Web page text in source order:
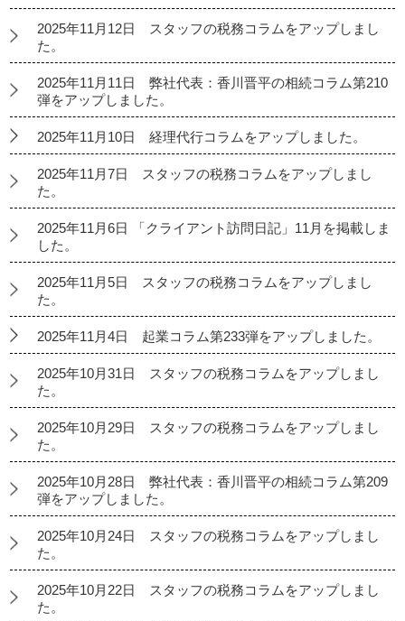
2025年11月12日 スタッフの税務コラムをアップしまし
た。
2025年11月11日 弊社代表：香川晋平の相続コラム第210
弾をアップしました。
2025年11月10日 経理代行コラムをアップしました。
2025年11月7日 スタッフの税務コラムをアップしまし
た。
2025年11月6日 「クライアント訪問日記」11月を掲載しま
した。
2025年11月5日 スタッフの税務コラムをアップしまし
た。
2025年11月4日 起業コラム第233弾をアップしました。
2025年10月31日 スタッフの税務コラムをアップしまし
た。
2025年10月29日 スタッフの税務コラムをアップしまし
た。
2025年10月28日 弊社代表：香川晋平の相続コラム第209
弾をアップしました。
2025年10月24日 スタッフの税務コラムをアップしまし
た。
2025年10月22日 スタッフの税務コラムをアップしまし
た。